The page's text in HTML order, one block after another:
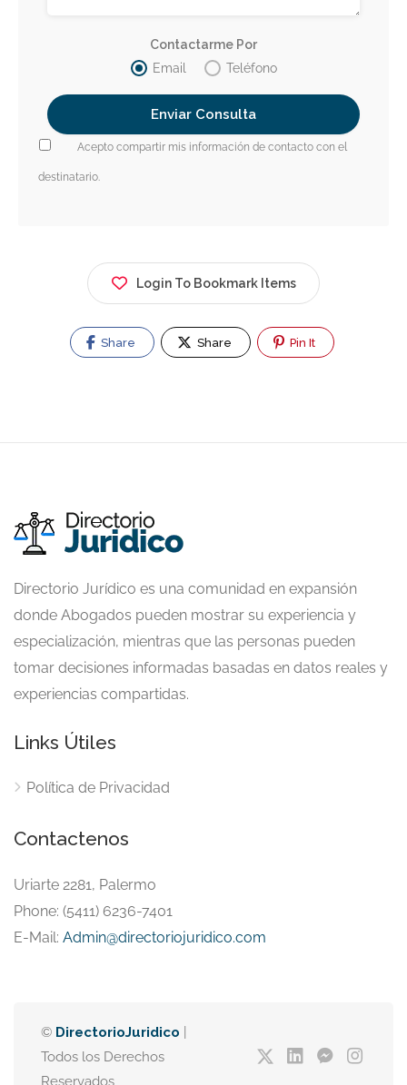
Contactarme Por
Email
Teléfono
Acepto compartir mis información de contacto con el
destinatario.
Login To Bookmark Items
Share Share Pin It
Directorio Jurídico es una comunidad en expansión
donde Abogados pueden mostrar su experiencia y
especialización, mientras que las personas pueden
tomar decisiones informadas basadas en datos reales y
experiencias compartidas.
Links Útiles
Política de Privacidad
Contactenos
Uriarte 2281, Palermo
Phone: (5411) 6236-7401
E-Mail: Admin@directoriojuridico.com
© DirectorioJuridico
Todos los Derechos
Reservados